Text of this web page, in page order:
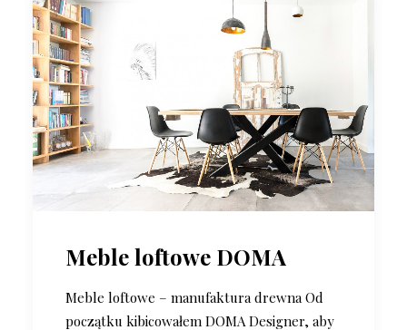
Meble loftowe DOMA
Meble loftowe – manufaktura drewna Od
początku kibicowałem DOMA Designer, aby